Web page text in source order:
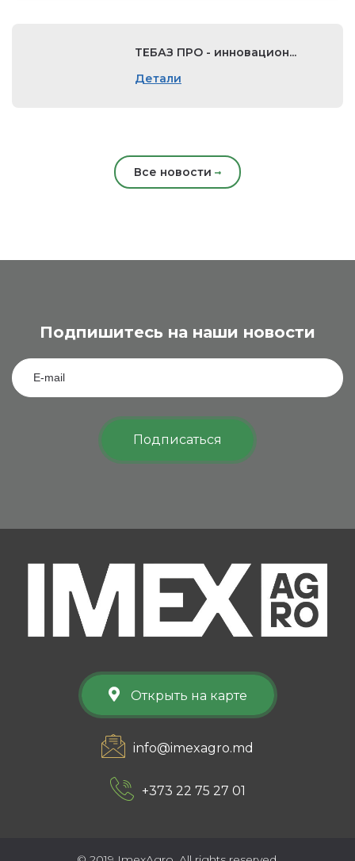
ТЕБАЗ ПРО - инновацион...
Детали
Все новости
Подпишитесь на наши новости
Подписаться
+373 22 75 27 01
info@imexagro.md
Открыть на карте